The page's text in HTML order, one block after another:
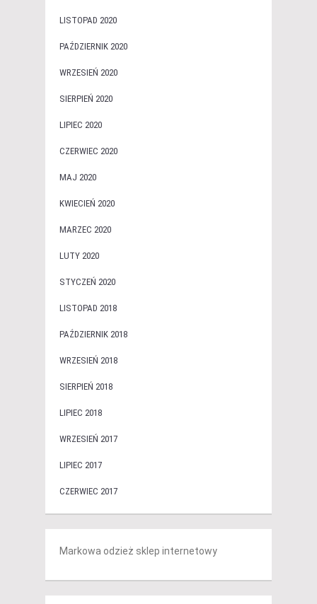
LISTOPAD 2020
PAŹDZIERNIK 2020
WRZESIEŃ 2020
SIERPIEŃ 2020
LIPIEC 2020
CZERWIEC 2020
MAJ 2020
KWIECIEŃ 2020
MARZEC 2020
LUTY 2020
STYCZEŃ 2020
LISTOPAD 2018
PAŹDZIERNIK 2018
WRZESIEŃ 2018
SIERPIEŃ 2018
LIPIEC 2018
WRZESIEŃ 2017
LIPIEC 2017
CZERWIEC 2017
Markowa odzież sklep internetowy